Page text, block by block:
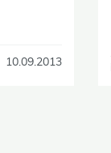
10.09.2013